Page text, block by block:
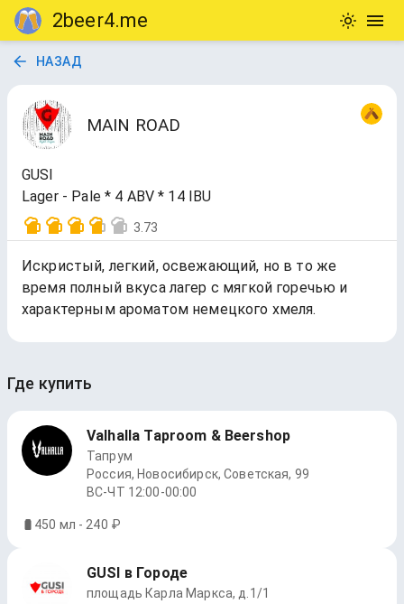
2beer4.me
НАЗАД
MAIN ROAD
GUSI
Lager - Pale * 4 ABV * 14 IBU
3.73
Искристый, легкий, освежающий, но в то же
время полный вкуса лагер с мягкой горечью и
характерным ароматом немецкого хмеля.
Где купить
Valhalla Taproom & Beershop
Тапрум
Россия, Новосибирск, Советская, 99
ВС-ЧТ 12:00-00:00
450 мл - 240 ₽
GUSI в Городе
площадь Карла Маркса, д.1/1